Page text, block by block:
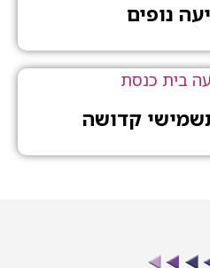
נופים
קדושה